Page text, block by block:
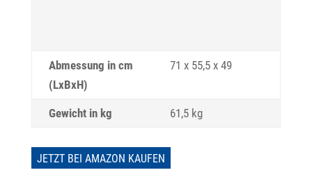
Abmessung in cm
(LxBxH)
71 x 55,5 x 49
Gewicht in kg 61,5 kg
JETZT BEI AMAZON KAUFEN